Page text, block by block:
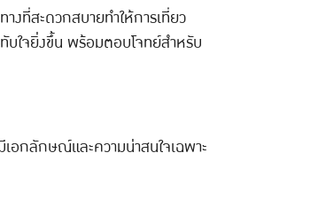
งที่สะดวกสบายทำให้การเที่ยว
ทับใจยิ่งขึ้น พร้อมตอบโจทย์สำหรับ
เอกลักษณ์และความน่าสนใจเฉพาะ